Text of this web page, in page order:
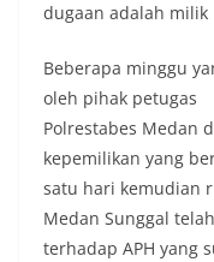
dugaan adalah milik
Beberapa minggu
oleh pihak petugas
Polrestabes Medan
kepemilikan yang
satu hari kemudian
Medan Sunggal
terhadap APH yang